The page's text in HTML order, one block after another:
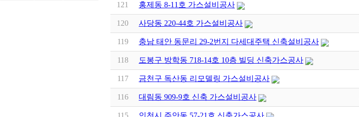
121 홍제동 8-11호 가스설비공사
120 사당동 220-44호 가스설비공사
119 충남 태안 동문리 29-2번지 다세대주택 신축설비공사
118 도봉구 방학동 718-14호 10층 빌딩 신축가스공사
117 금천구 독산동 리모델링 가스설비공사
116 대림동 909-9호 신축 가스설비공사